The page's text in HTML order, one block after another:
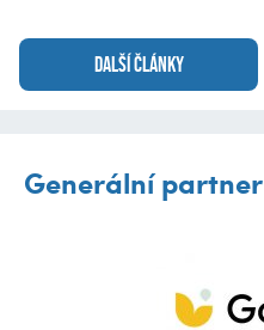
DALŠÍ ČLÁNKY
Generální partner